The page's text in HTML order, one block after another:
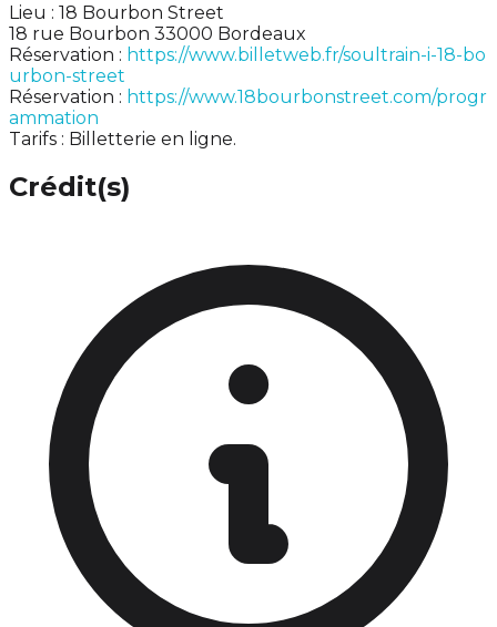
Lieu : 18 Bourbon Street
18 rue Bourbon 33000 Bordeaux
Réservation : https://www.billetweb.fr/soultrain-i-18-bo
urbon-street
Réservation : https://www.18bourbonstreet.com/progr
ammation
Tarifs : Billetterie en ligne.
Crédit(s)